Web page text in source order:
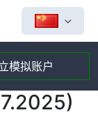
模拟账户